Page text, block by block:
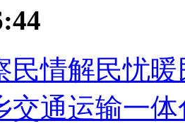
民情解民忧
交通运输一体